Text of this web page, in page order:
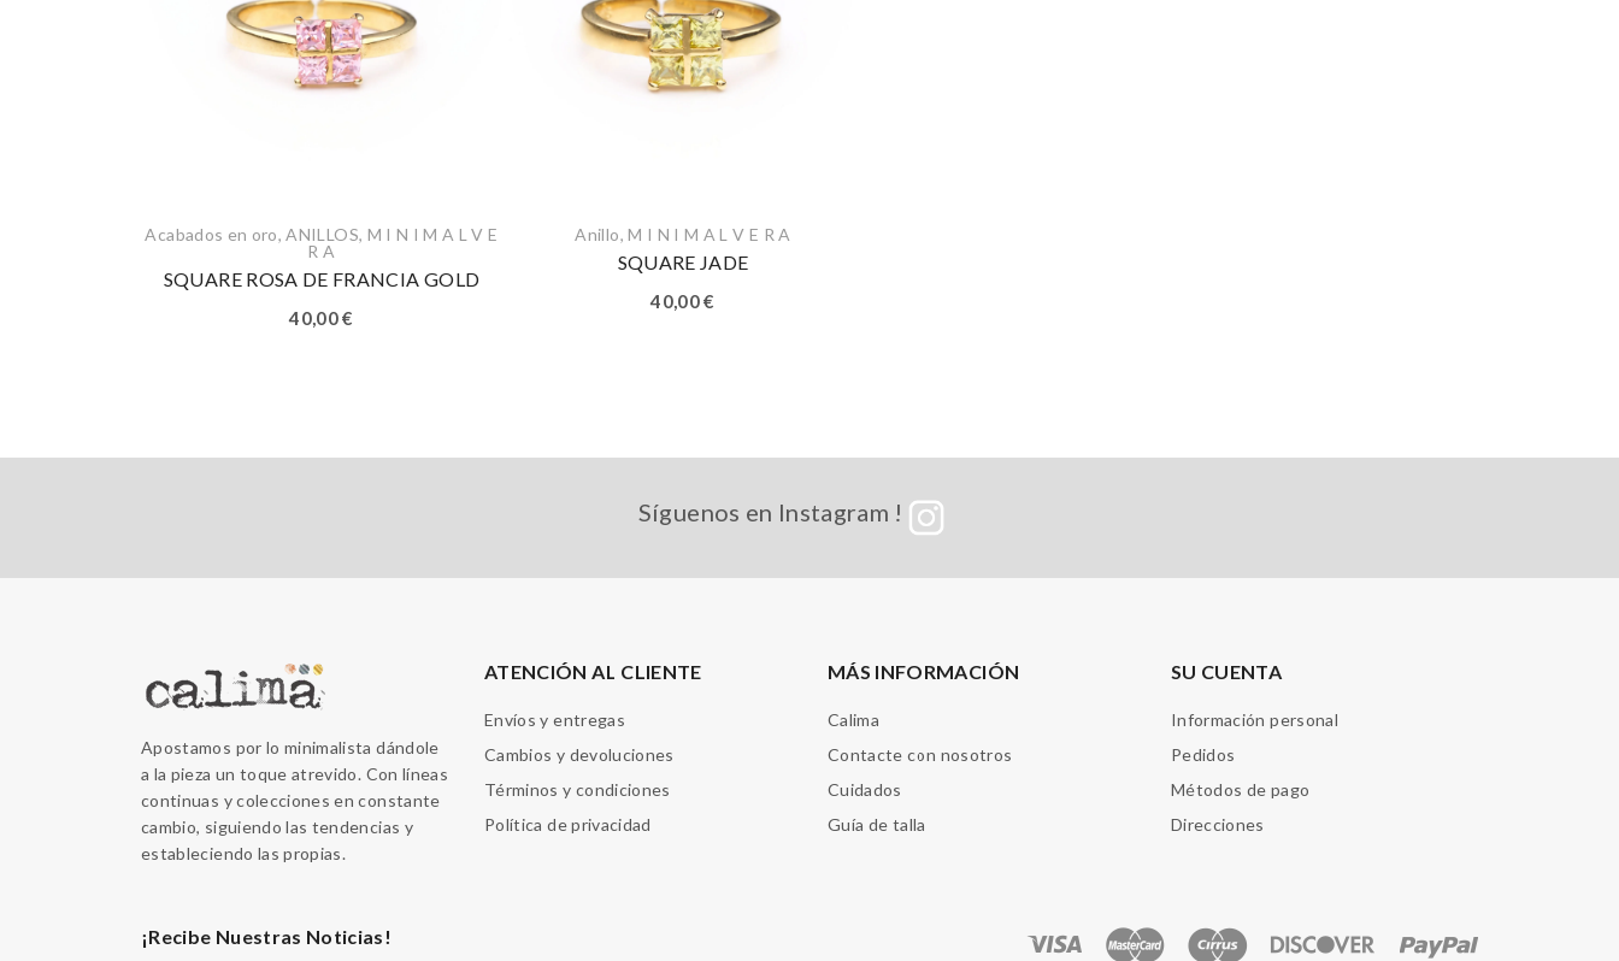
Acabados en oro,ANILLOS, M I N I M A L V E
R A
SQUARE ROSA DE FRANCIA GOLD
40,00€
Anillo,M I N I M A L V E R A
SQUARE JADE
40,00€
Síguenos en Instagram !
Apostamos por lo minimalista dándole
a la pieza un toque atrevido. Con líneas
continuas y colecciones en constante
cambio, siguiendo las tendencias y
estableciendo las propias.
ATENCIÓN AL CLIENTE
Envíos y entregas
Cambios y devoluciones
Términos y condiciones
Política de privacidad
MÁS INFORMACIÓN
Calima
Contacte con nosotros
Cuidados
Guía de talla
SU CUENTA
Información personal
Pedidos
Métodos de pago
Direcciones
¡Recibe Nuestras Noticias!